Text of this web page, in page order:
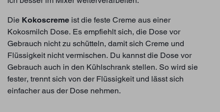
Die Kokoscreme ist die feste Creme aus einer
Kokosmilch Dose. Es empfiehlt sich, die Dose vor
Gebrauch nicht zu schütteln, damit sich Creme und
Flüssigkeit nicht vermischen. Du kannst die Dose vor
Gebrauch auch in den Kühlschrank stellen. So wird sie
fester, trennt sich von der Flüssigkeit und lässt sich
einfacher aus der Dose nehmen.